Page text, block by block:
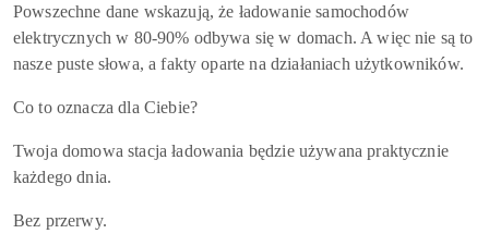
Powszechne dane wskazują, że ładowanie samochodów
elektrycznych w 80-90% odbywa się w domach. A więc nie są to
nasze puste słowa, a fakty oparte na działaniach użytkowników.
Co to oznacza dla Ciebie?
Twoja domowa stacja ładowania będzie używana praktycznie
każdego dnia.
Bez przerwy.